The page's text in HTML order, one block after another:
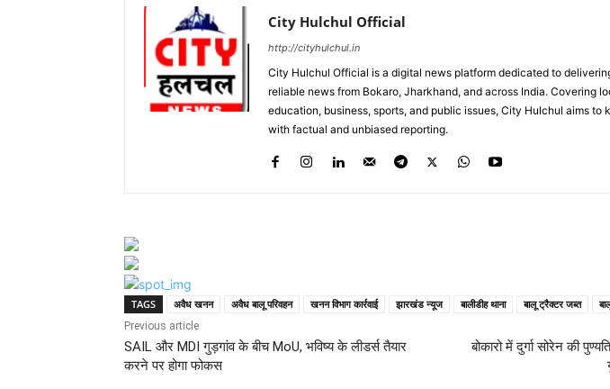
City Hulchul Official
http://cityhulchul.in
City Hulchul Official is a digital news platform dedicated to
reliable news from Bokaro, Jharkhand, and across India. Covering
education, business, sports, and public issues, City Hulchul aims to
with factual and unbiased reporting.
TAGS अवैध खनन अवैध बालू परिवहन खनन विभाग कार्रवाई झारखंड न्यूज बालीडीह थाना बालू ट्रैक्टर जब्त
Previous article
SAIL और MDI गुड़गांव के बीच MoU, भविष्य के लीडर्स तैयार
करने पर होगा फोकस
बोकारो में दुर्गा सोरेन की